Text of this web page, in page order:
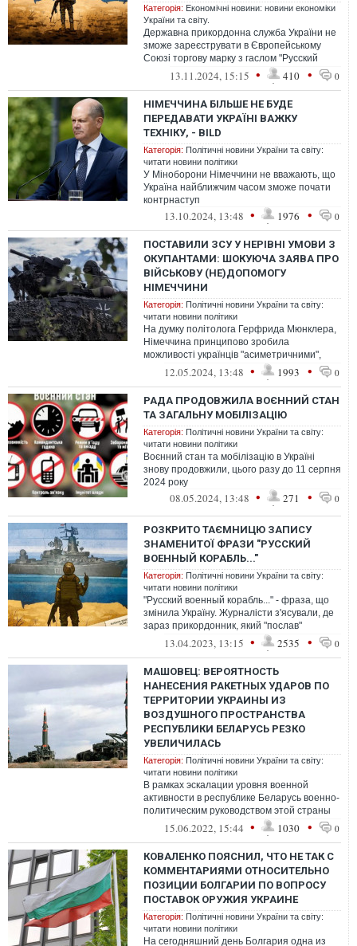
Категорія: Економічні новини: новини економіки
України та світу.
Державна прикордонна служба України не
зможе зареєструвати в Європейському
Союзі торгову марку з гаслом "Русский
военный корабль иди на **й" та "Russi...
13.11.2024, 15:15 • 410 • 0
НІМЕЧЧИНА БІЛЬШЕ НЕ БУДЕ
ПЕРЕДАВАТИ УКРАЇНІ ВАЖКУ
ТЕХНІКУ, - BILD
Категорія: Політичні новини України та світу:
читати новини політики
У Міноборони Німеччини не вважають, що
Україна найближчим часом зможе почати
контрнаступ
13.10.2024, 13:48 • 1976 • 0
ПОСТАВИЛИ ЗСУ У НЕРІВНІ УМОВИ З
ОКУПАНТАМИ: ШОКУЮЧА ЗАЯВА ПРО
ВІЙСЬКОВУ (НЕ)ДОПОМОГУ
НІМЕЧЧИНИ
Категорія: Політичні новини України та світу:
читати новини політики
На думку політолога Герфрида Мюнклера,
Німеччина принципово зробила
можливості українців "асиметричними",
тобто непаритетними
12.05.2024, 13:48 • 1993 • 0
РАДА ПРОДОВЖИЛА ВОЄННИЙ СТАН
ТА ЗАГАЛЬНУ МОБІЛІЗАЦІЮ
Категорія: Політичні новини України та світу:
читати новини політики
Воєнний стан та мобілізацію в Україні
знову продовжили, цього разу до 11 серпня
2024 року
08.05.2024, 13:48 • 271 • 0
РОЗКРИТО ТАЄМНИЦЮ ЗАПИСУ
ЗНАМЕНИТОЇ ФРАЗИ "РУССКИЙ
ВОЕННЫЙ КОРАБЛЬ..."
Категорія: Політичні новини України та світу:
читати новини політики
"Русский военный корабль..." - фраза, що
змінила Україну. Журналісти з'ясували, де
зараз прикордонник, який "послав"
російське судно.
13.04.2023, 13:15 • 2535 • 0
МАШОВЕЦ: ВЕРОЯТНОСТЬ
НАНЕСЕНИЯ РАКЕТНЫХ УДАРОВ ПО
ТЕРРИТОРИИ УКРАИНЫ ИЗ
ВОЗДУШНОГО ПРОСТРАНСТВА
РЕСПУБЛИКИ БЕЛАРУСЬ РЕЗКО
УВЕЛИЧИЛАСЬ
Категорія: Політичні новини України та світу:
читати новини політики
В рамках эскалации уровня военной
активности в республике Беларусь военно-
политическим руководством этой страны
принято решение о наращивание
15.06.2022, 15:44 • 1030 • 0
КОВАЛЕНКО ПОЯСНИЛ, ЧТО НЕ ТАК С
КОММЕНТАРИЯМИ ОТНОСИТЕЛЬНО
ПОЗИЦИИ БОЛГАРИИ ПО ВОПРОСУ
ПОСТАВОК ОРУЖИЯ УКРАИНЕ
Категорія: Політичні новини України та світу:
читати новини політики
На сегодняшний день Болгария одна из